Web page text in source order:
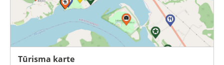
Tūrisma karte